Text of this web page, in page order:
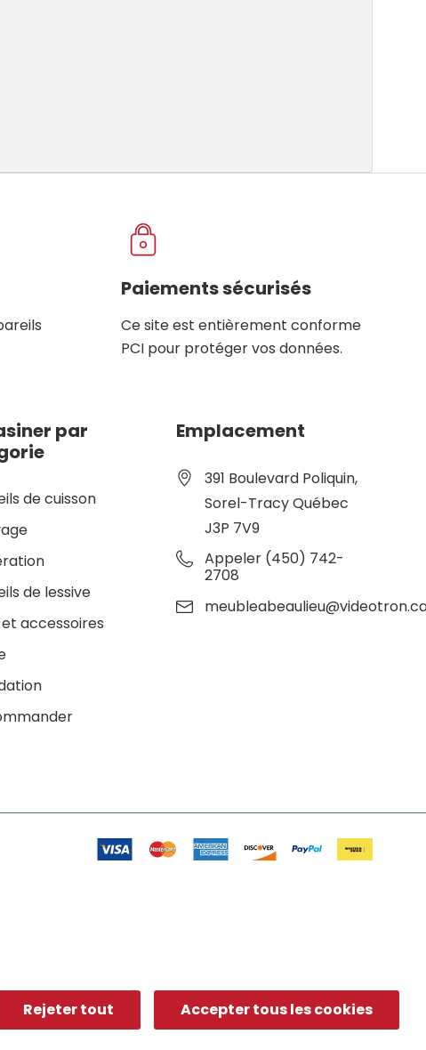
Paiements sécurisés
Ce site est entièrement conforme
PCI pour protéger vos données.
par
de cuisson
de lessive
accessoires
Emplacement
391 Boulevard Poliquin,
Sorel-Tracy Québec
J3P 7V9
Appeler (450) 742-
2708
Rejeter tout Accepter tous les cookies